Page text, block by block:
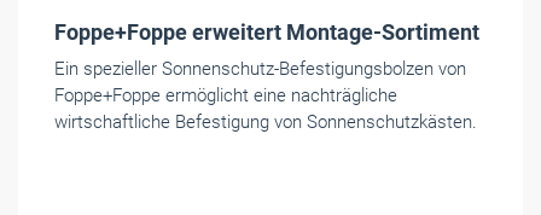
Foppe+Foppe erweitert Montage-Sortiment
Ein spezieller Sonnenschutz-Befestigungsbolzen von
Foppe+Foppe ermöglicht eine nachträgliche
wirtschaftliche Befestigung von Sonnenschutzkästen.